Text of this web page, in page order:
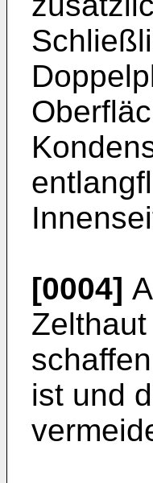
[0004]
ist und